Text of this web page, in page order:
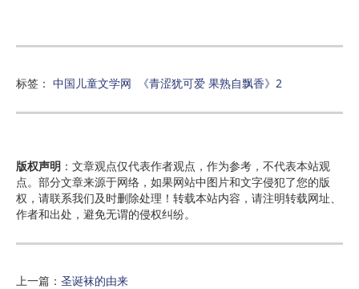
标签： 中国儿童文学网 《青涩犹可爱 果熟自飘香》2
版权声明 ：文章观点仅代表作者观点，作为参考，不代表本站观
点。部分文章来源于网络，如果网站中图片和文字侵犯了您的版
权，请联系我们及时删除处理！转载本站内容，请注明转载网址、
作者和出处，避免无谓的侵权纠纷。
上一篇： 圣诞袜的由来